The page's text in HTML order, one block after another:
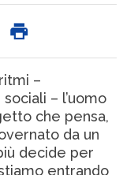
–
– l’uomo
che pensa,
da un
decide per
entrando